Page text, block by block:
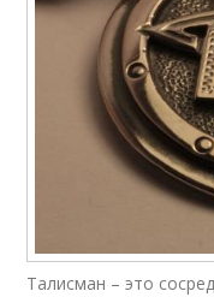
Талисман – это